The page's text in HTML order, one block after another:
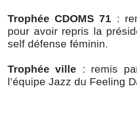
Trophée CDOMS 71 :
pour avoir repris la
self défense féminin.
Trophée ville : remis
l’équipe Jazz du Feeling